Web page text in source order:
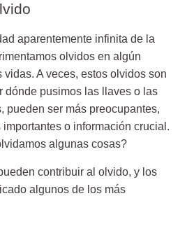
aparentemente infinita de la
olvidos en algún
vidas. A veces, estos olvidos son
dónde pusimos las llaves o las
pueden ser más preocupantes,
o información crucial.
algunas cosas?
contribuir al olvido, y los
algunos de los más